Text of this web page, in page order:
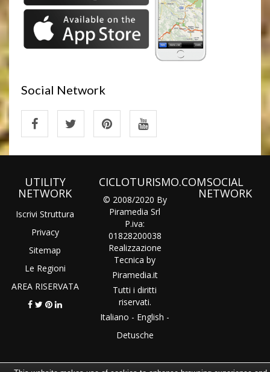
Social Network
UTILITY
NETWORK
Iscrivi Struttura
Privacy
Sitemap
Le Regioni
AREA RISERVATA
CICLOTURISMO.COM
© 2008/2020 By
Piramedia Srl
P.iva:
01828200038
Realizzazione
Tecnica by
Piramedia.it
Tutti i diritti
riservati.
Italiano - English -
Detusche
SOCIAL
NETWORK